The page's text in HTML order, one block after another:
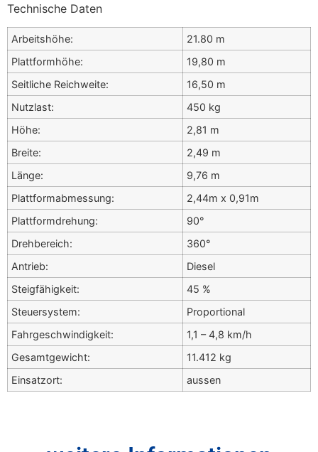
Technische Daten
Arbeitshöhe:
21.80 m
Plattformhöhe:
19,80 m
Seitliche Reichweite:
16,50 m
Nutzlast:
450 kg
Höhe:
2,81 m
Breite:
2,49 m
Länge:
9,76 m
Plattformabmessung:
2,44m x 0,91m
Plattformdrehung:
90°
Drehbereich:
360°
Antrieb:
Diesel
Steigfähigkeit:
45 %
Steuersystem:
Proportional
Fahrgeschwindigkeit:
1,1 – 4,8 km/h
Gesamtgewicht:
11.412 kg
Einsatzort:
aussen